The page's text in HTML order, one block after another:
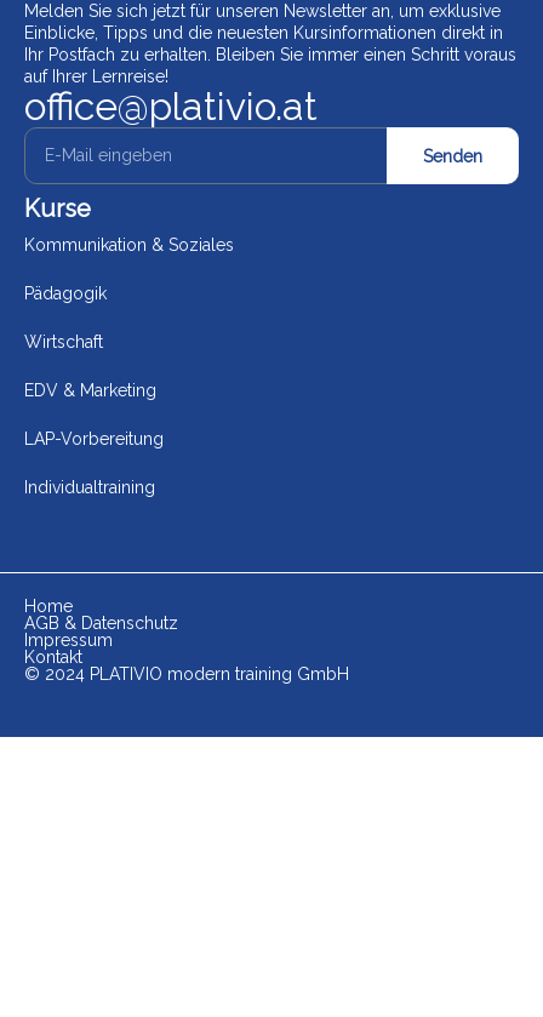
Melden Sie sich jetzt für unseren Newsletter an, um exklusive
Einblicke, Tipps und die neuesten Kursinformationen direkt in
Ihr Postfach zu erhalten. Bleiben Sie immer einen Schritt voraus
auf Ihrer Lernreise!
office@plativio.at
Senden
Kurse
Kommunikation & Soziales
Pädagogik
Wirtschaft
EDV & Marketing
LAP-Vorbereitung
Individualtraining
Home
AGB & Datenschutz
Impressum
Kontakt
© 2024 PLATIVIO modern training GmbH